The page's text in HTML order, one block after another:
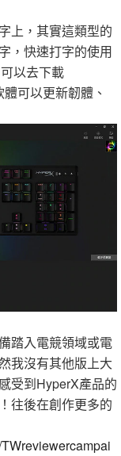
上，其實這類型的
，快速打字的使用
以去下載
可以更新韌體、
踏入電競領域或電
我沒有其他版上大
受到HyperX產品的
往後在創作更多的